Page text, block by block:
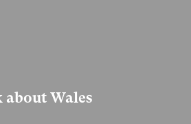
about Wales